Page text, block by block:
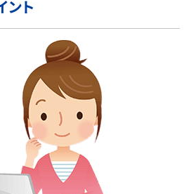
ント